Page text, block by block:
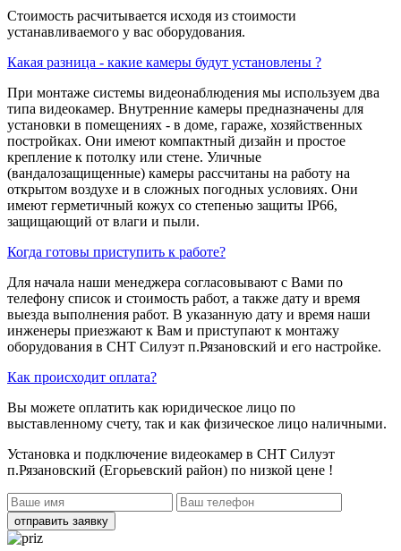
Стоимость расчитывается исходя из стоимости
устанавливаемого у вас оборудования.
Какая разница - какие камеры будут установлены ?
При монтаже системы видеонаблюдения мы используем два
типа видеокамер. Внутренние камеры предназначены для
установки в помещениях - в доме, гараже, хозяйственных
постройках. Они имеют компактный дизайн и простое
крепление к потолку или стене. Уличные
(вандалозащищенные) камеры рассчитаны на работу на
открытом воздухе и в сложных погодных условиях. Они
имеют герметичный кожух со степенью защиты IP66,
защищающий от влаги и пыли.
Когда готовы приступить к работе?
Для начала наши менеджера согласовывают с Вами по
телефону список и стоимость работ, а также дату и время
выезда выполнения работ. В указанную дату и время наши
инженеры приезжают к Вам и приступают к монтажу
оборудования в СНТ Силуэт п.Рязановский и его настройке.
Как происходит оплата?
Вы можете оплатить как юридическое лицо по
выставленному счету, так и как физическое лицо наличными.
Установка и подключение видеокамер в СНТ Силуэт
п.Рязановский (Егорьевский район) по низкой цене !
отправить заявку